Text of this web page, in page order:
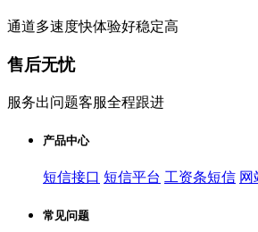
通道多速度快体验好稳定高
售后无忧
服务出问题客服全程跟进
产品中心
短信接口 短信平台 工资条短信 网
常见问题